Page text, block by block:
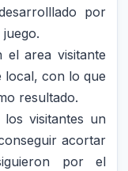
por
el area visitante
local, con lo que
resultado.
visitantes un
acortar
por el